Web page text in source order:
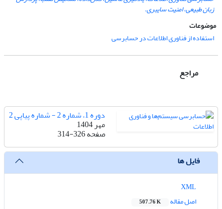
زبان طبیعی، امنیت سایبری.
موضوعات
استفاده از فناوری اطلاعات در حسابرسی
مراجع
دوره 1، شماره 2 - شماره پیاپی 2
مهر 1404
صفحه314-326
فایل ها
اصل مقاله
507.76 K